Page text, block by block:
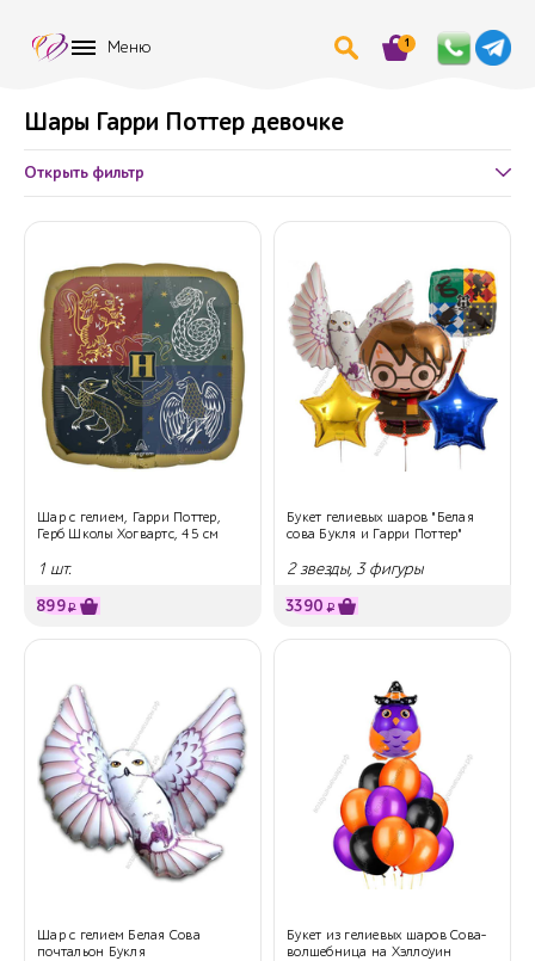
Меню 1
Шары Гарри Поттер девочке
Открыть фильтр
Шар с гелием, Гарри Поттер,
Герб Школы Хогвартс, 45 см
1 шт.
899₽
Букет гелиевых шаров "Белая
сова Букля и Гарри Поттер"
2 звезды, 3 фигуры
3390 ₽
Шар с гелием Белая Сова
почтальон Букля
Букет из гелиевых шаров Сова-
волшебница на Хэллоуин